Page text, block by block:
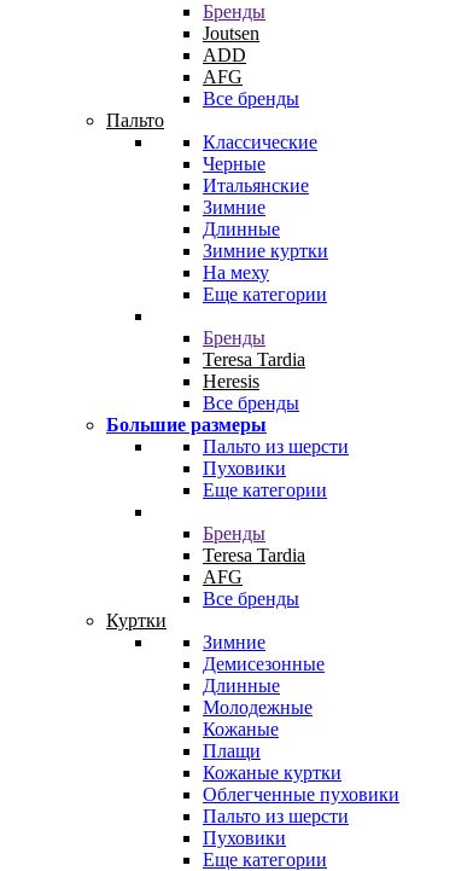
Бренды
Joutsen
ADD
AFG
Все бренды
Пальто
Классические
Черные
Итальянские
Зимние
Длинные
Зимние куртки
На меху
Еще категории
Бренды
Teresa Tardia
Heresis
Все бренды
Большие размеры
Пальто из шерсти
Пуховики
Еще категории
Бренды
Teresa Tardia
AFG
Все бренды
Куртки
Зимние
Демисезонные
Длинные
Молодежные
Кожаные
Плащи
Кожаные куртки
Облегченные пуховики
Пальто из шерсти
Пуховики
Еще категории